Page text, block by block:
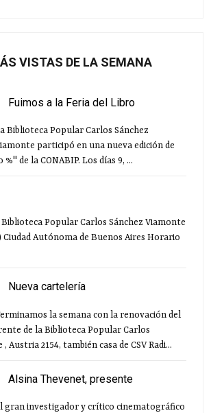
VISTAS DE LA SEMANA
Fuimos a la Feria del Libro
Biblioteca Popular Carlos Sánchez
participó en una nueva edición de
de la CONABIP. Los días 9, ...
Popular Carlos Sánchez Viamonte
Ciudad Autónoma de Buenos Aires Horario
Nueva cartelería
la semana con la renovación del
de la Biblioteca Popular Carlos
Austria 2154, también casa de CSV Radi...
Alsina Thevenet, presente
gran investigador y crítico cinematográfico